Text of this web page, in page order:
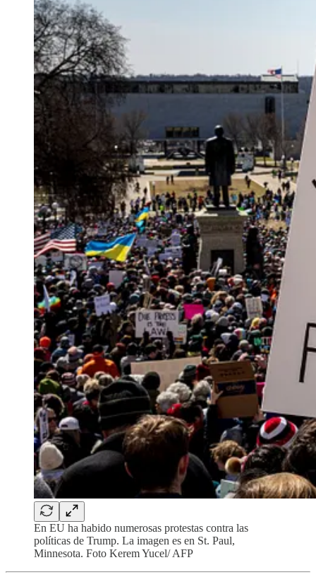
En EU ha habido numerosas protestas contra las
políticas de Trump. La imagen es en St. Paul,
Minnesota. Foto Kerem Yucel/ AFP